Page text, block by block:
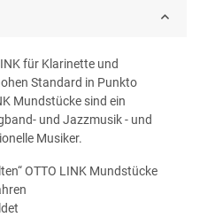
für Klarinette und
Standard in Punkto
Mundstücke sind ein
und Jazzmusik - und
Musiker.
OTTO LINK Mundstücke